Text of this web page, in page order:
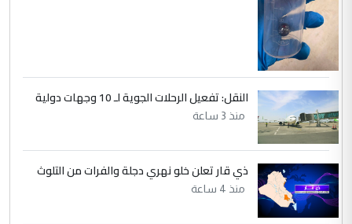
النقل: تفعيل الرحلات الجوية لـ 10 وجهات دولية
منذ 3 ساعة
ذي قار تعلن خلو نهري دجلة والفرات من التلوث
منذ 4 ساعة